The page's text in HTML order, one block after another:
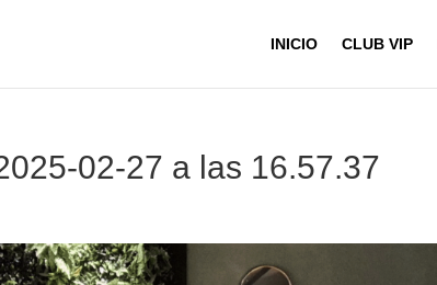
INICIO CLUB VIP
02-27 a las 16.57.37